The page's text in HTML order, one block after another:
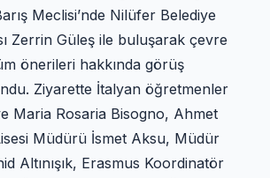
Meclisi’nde Nilüfer Belediye
Zerrin Güleş ile buluşarak çevre
önerileri hakkında görüş
Ziyarette İtalyan öğretmenler
Maria Rosaria Bisogno, Ahmet
Müdürü İsmet Aksu, Müdür
Altınışık, Erasmus Koordinatör